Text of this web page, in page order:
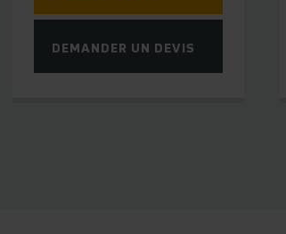
DEMANDER UN DEVIS